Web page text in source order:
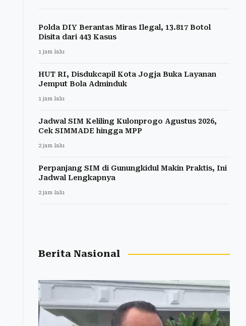
Polda DIY Berantas Miras Ilegal, 13.817 Botol
Disita dari 443 Kasus
1 jam lalu
HUT RI, Disdukcapil Kota Jogja Buka Layanan
Jemput Bola Adminduk
1 jam lalu
Jadwal SIM Keliling Kulonprogo Agustus 2026,
Cek SIMMADE hingga MPP
2 jam lalu
Perpanjang SIM di Gunungkidul Makin Praktis, Ini
Jadwal Lengkapnya
2 jam lalu
Berita Nasional